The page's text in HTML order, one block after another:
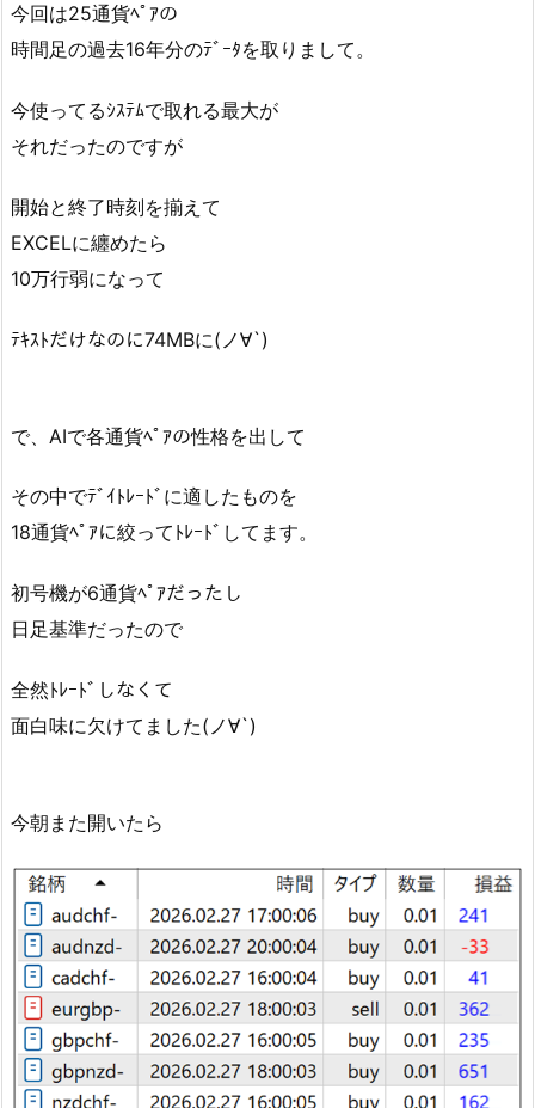
今回は25通貨ﾍﾟｱの
時間足の過去16年分のﾃﾞｰﾀを取りまして。
今使ってるｼｽﾃﾑで取れる最大が
それだったのですが
開始と終了時刻を揃えて
EXCELに纏めたら
10万行弱になって
ﾃｷｽﾄだけなのに74MBに(ノ∀`)
で、AIで各通貨ﾍﾟｱの性格を出して
その中でﾃﾞｲﾄﾚｰﾄﾞに適したものを
18通貨ﾍﾟｱに絞ってﾄﾚｰﾄﾞしてます。
初号機が6通貨ﾍﾟｱだったし
日足基準だったので
全然ﾄﾚｰﾄﾞしなくて
面白味に欠けてました(ノ∀`)
今朝また開いたら